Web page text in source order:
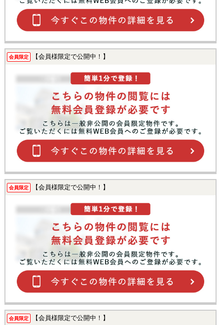
会員限定 【会員様限定で公開中！】
会員限定 【会員様限定で公開中！】
会員限定 【会員様限定で公開中！】